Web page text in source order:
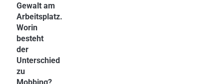
Gewalt am
Arbeitsplatz.
Worin
besteht
der
Unterschied
zu